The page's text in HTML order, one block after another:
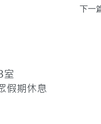
下一
假期休息